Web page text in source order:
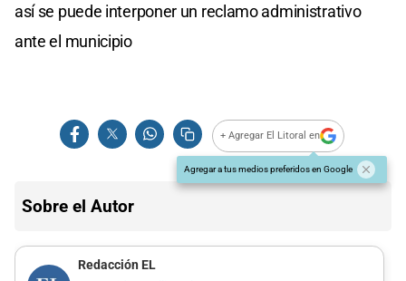
así se puede interponer un reclamo administrativo
ante el municipio
+ Agregar El Litoral en
Agregar a tus medios preferidos en Google
Sobre el Autor
Redacción EL